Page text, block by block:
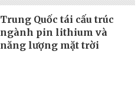
Trung Quốc tái cấu trúc
ngành pin lithium và
năng lượng mặt trời